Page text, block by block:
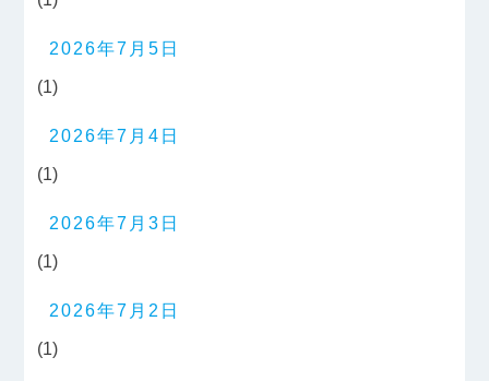
2026年7月5日
(1)
2026年7月4日
(1)
2026年7月3日
(1)
2026年7月2日
(1)